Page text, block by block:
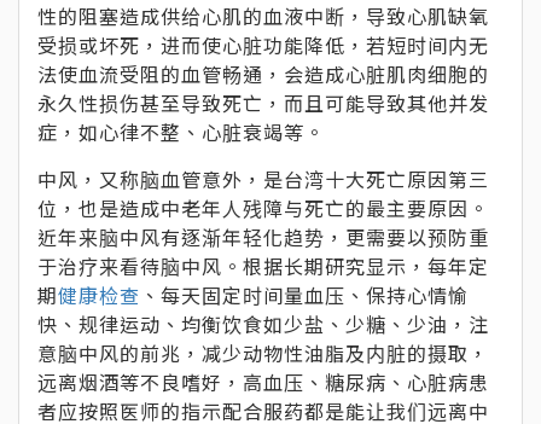
性的阻塞造成供给心肌的血液中断，导致心肌缺氧
受损或坏死，进而使心脏功能降低，若短时间内无
法使血流受阻的血管畅通，会造成心脏肌肉细胞的
永久性损伤甚至导致死亡，而且可能导致其他并发
症，如心律不整、心脏衰竭等。
中风，又称脑血管意外，是台湾十大死亡原因第三
位，也是造成中老年人残障与死亡的最主要原因。
近年来脑中风有逐渐年轻化趋势，更需要以预防重
于治疗来看待脑中风。根据长期研究显示，每年定
期健康检查 、每天固定时间量血压、保持心情愉
快、规律运动、均衡饮食如少盐、少糖、少油，注
意脑中风的前兆，减少动物性油脂及内脏的摄取，
远离烟酒等不良嗜好，高血压、糖尿病、心脏病患
者应按照医师的指示配合服药都是能让我们远离中